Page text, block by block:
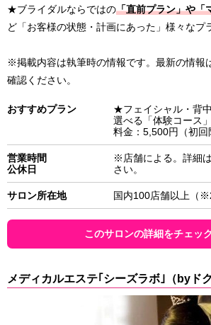
★ブライダルならではの「直前プラン」や「
ど「お客様の状態・計画にあった」様々なプ
※掲載内容は執筆時の情報です。最新の情報
確認ください。
おすすめプラン
★フェイシャル・背
選べる「体験コース」
料金：5,500円（初
営業時間
公休日
※店舗による。詳細
さい。
サロン所在地 国内100店舗以上（
このサロンの詳細をチェッ
メディカルエステ｢シーズラボ｣（byド